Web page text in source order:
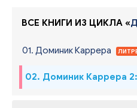
ВСЕ КНИГИ ИЗ ЦИКЛА «
01. Доминик Каррера
02. Доминик Каррера